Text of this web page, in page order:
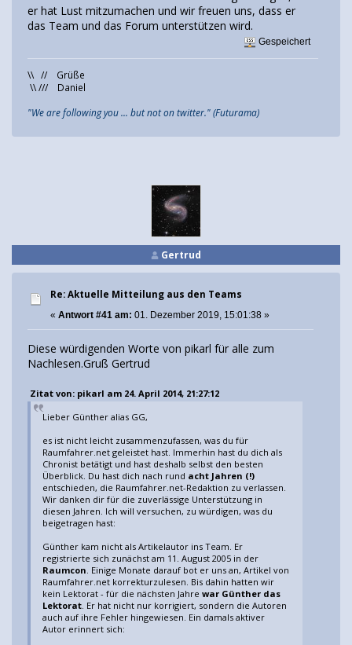
er hat Lust mitzumachen und wir freuen uns, dass er
das Team und das Forum unterstützen wird.
Gespeichert
\\ // Grüße
\\ /// Daniel
"We are following you ... but not on twitter." (Futurama)
Gertrud
Re: Aktuelle Mitteilung aus den Teams
« Antwort #41 am: 01. Dezember 2019, 15:01:38 »
Diese würdigenden Worte von pikarl für alle zum
Nachlesen.Gruß Gertrud
Zitat von: pikarl am 24. April 2014, 21:27:12
Lieber Günther alias GG,
es ist nicht leicht zusammenzufassen, was du für
Raumfahrer.net geleistet hast. Immerhin hast du dich als
Chronist betätigt und hast deshalb selbst den besten
Überblick. Du hast dich nach rund acht Jahren (!)
entschieden, die Raumfahrer.net-Redaktion zu verlassen.
Wir danken dir für die zuverlässige Unterstützung in
diesen Jahren. Ich will versuchen, zu würdigen, was du
beigetragen hast:
Günther kam nicht als Artikelautor ins Team. Er
registrierte sich zunächst am 11. August 2005 in der
Raumcon . Einige Monate darauf bot er uns an, Artikel von
Raumfahrer.net korrekturzulesen. Bis dahin hatten wir
kein Lektorat - für die nächsten Jahrewar Günther das
Lektorat . Er hat nicht nur korrigiert, sondern die Autoren
auch auf ihre Fehler hingewiesen. Ein damals aktiver
Autor erinnert sich: